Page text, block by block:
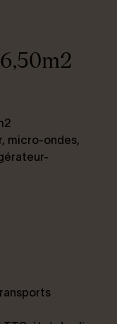
micro-ondes,